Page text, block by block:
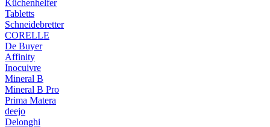
Küchenhelfer
Tabletts
Schneidebretter
CORELLE
De Buyer
Affinity
Inocuivre
Mineral B
Mineral B Pro
Prima Matera
deejo
Delonghi